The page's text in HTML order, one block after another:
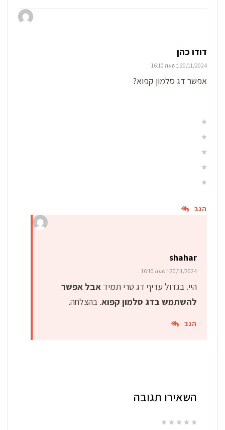
דודו כהן
20/11/2024 בשעה 16:10
הגב
אפשר דג סלמון קפוא?
shahar
20/11/2024 בשעה 16:10
הגב
היי. בגדול עדיף דג טרי תמיד אבל אפשר
להשתמש בדג סלמון קפוא. בהצלחה.
השאירו תגובה